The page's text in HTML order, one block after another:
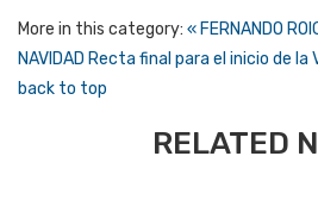
More in this category: « FERNANDO
NAVIDAD Recta final para el inicio de la
back to top
RELATED